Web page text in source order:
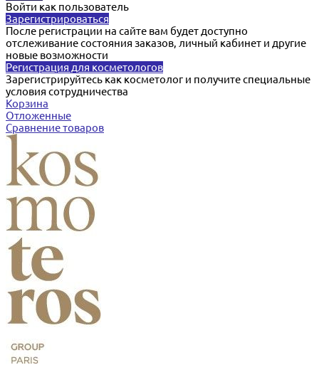
Войти как пользователь
Зарегистрироваться
После регистрации на сайте вам будет доступно
отслеживание состояния заказов, личный кабинет и другие
новые возможности
Регистрация для косметологов
Зарегистрируйтесь как косметолог и получите специальные
условия сотрудничества
Корзина
Отложенные
Сравнение товаров